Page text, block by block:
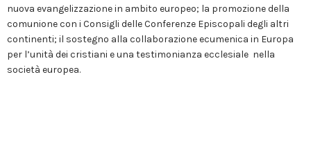
nuova evangelizzazione in ambito europeo; la promozione della
comunione con i Consigli delle Conferenze Episcopali degli altri
continenti; il sostegno alla collaborazione ecumenica in Europa
per l’unità dei cristiani e una testimonianza ecclesiale nella
società europea.